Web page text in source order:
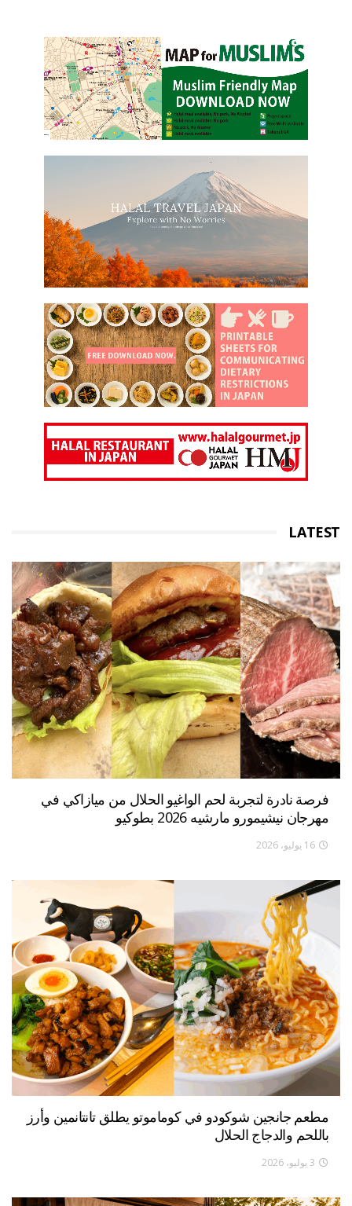
LATEST
فرصة نادرة لتجربة لحم الواغيو الحلال من ميازاكي في
مهرجان نيشيمورو مارشيه 2026 بطوكيو
16 يوليو، 2026
مطعم جانجين شوكودو في كوماموتو يطلق تانتانمين وأرز
باللحم والدجاج الحلال
3 يوليو، 2026